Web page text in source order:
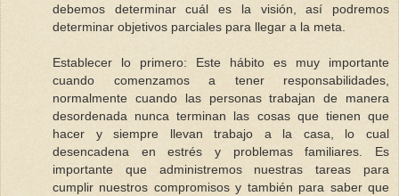
debemos determinar cuál es la visión, así podremos
determinar objetivos parciales para llegar a la meta.
Establecer lo primero: Este hábito es muy importante
cuando comenzamos a tener responsabilidades,
normalmente cuando las personas trabajan de manera
desordenada nunca terminan las cosas que tienen que
hacer y siempre llevan trabajo a la casa, lo cual
desencadena en estrés y problemas familiares. Es
importante que administremos nuestras tareas para
cumplir nuestros compromisos y también para saber que